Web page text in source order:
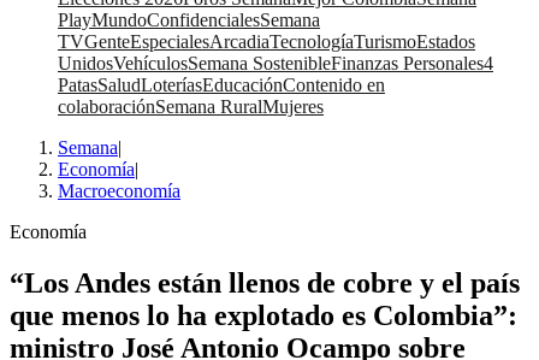
PlayMundoConfidencialesSemana
TVGenteEspecialesArcadiaTecnologíaTurismoEstados
UnidosVehículosSemana SostenibleFinanzas Personales4
PatasSaludLoteríasEducaciónContenido en
colaboraciónSemana RuralMujeres
Semana|
Economía|
Macroeconomía
Economía
“Los Andes están llenos de cobre y el país
que menos lo ha explotado es Colombia”:
ministro José Antonio Ocampo sobre